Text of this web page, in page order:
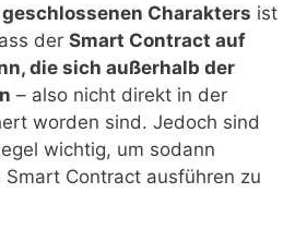
Charakters ist
der Smart Contract auf
die sich außerhalb der
– also nicht direkt in der
worden sind. Jedoch sind
wichtig, um sodann
Contract ausführen zu